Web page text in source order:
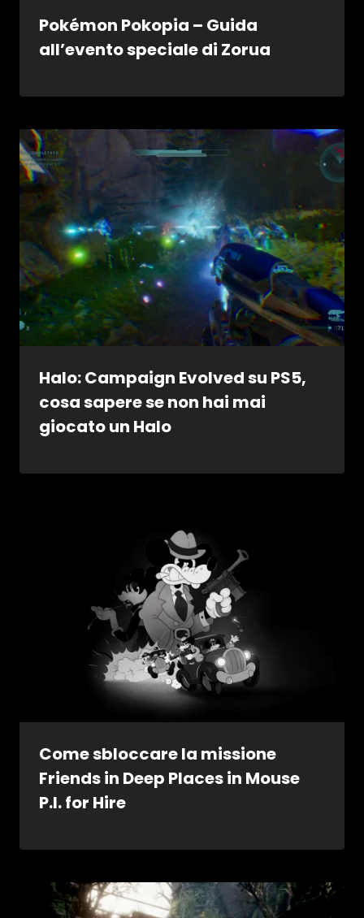
Pokémon Pokopia – Guida
all’evento speciale di Zorua
Halo: Campaign Evolved su PS5,
cosa sapere se non hai mai
giocato un Halo
Come sbloccare la missione
Friends in Deep Places in Mouse
P.I. for Hire